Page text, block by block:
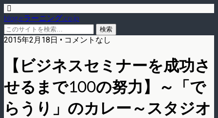
blog.eラーニング.co.jp
2015年2月18日 • コメントなし
【ビジネスセミナーを成功さ
せるまで100の努力】～「で
らうり」のカレー～スタジオ